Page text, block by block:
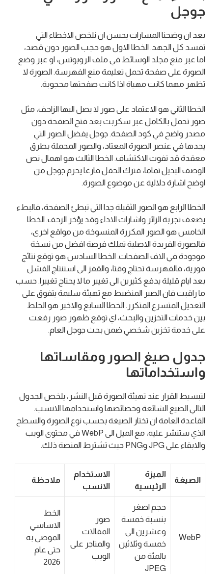
جوجل
بعد ان وضحنا المسارات يحسن ان نلخص الاخطاء التي
تفسد كل الجهد. الخطا الاول هو حجب الصور دون قصد،
اما عبر منع مجلد الوسائط في ملف الروبوتس، او عبر وضع
الصورة على صفحة تحمل تعليمة منع الفهرسة. الصورة لا
تظهر مهما كانت مهياة اذا كانت صفحتها محجوبة.
الخطا الثاني هو الاعتماد على صور لا يصل اليها الزاحف، مثل
صور تحمل بالكامل عبر سكربت بعد فتح الصفحة دون
مصدر واضح في كود الصفحة. جوجل يفضل الصور التي
يجدها في عنصر الصورة المعتاد، والصور المحملة بطرق
معقدة قد تفوت الاكتشاف. الخطا الثالث هو اهمال نص
الوصف البديل تماما، فترك الحقل فارغا يحرم جوجل من
اوضح اشارة دلالية عن موضوع الصورة.
الخطا الرابع هو الصور الثقيلة جدا التي تبطئ الصفحة، فالبطء
يضعف تجربة الزائر واشارات الاداء وقد يؤخر الزحف. الخطا
الخامس هو الصور المكررة المنسوخة من مواقع اخرى،
فالصورة الفريدة الاصلية تملك فرصة افضل من نسخة
موجودة في الاف الصفحات. الخطا السادس هو توقع نتائج
فورية، فالفهرسة تحتاج وقتا، والقفز الى استنتاج الفشل
بعد ايام قليلة يدفع كثيرين الى تغيير ما لا يحتاج تغييرا. حسب
ما راقبت فان الصبر المنضبط مع تهيئة سليمة يتفوق على
التعديل المتسرع المتكرر. الخطا السابع والاخير هو الخلط
بين خدمات التخزين والبحث، اي توقع ظهور صور رفعت
على خدمة تخزين شخصي ضمن بحث جوجل العام.
جدول صيغ الصور ومقاساتها
واستخداماتها
لتبسيط القرار عند تهيئة الصورة قبل النشر، يلخص الجدول
التالي الصيغ الشائعة وخصائصها واستخدامها الانسب.
القاعدة العامة ان تختار الصيغة بحسب نوع الصورة والسطح
الذي ستنشر عليه، مع الميل الى WebP في محتوى الويب
والابقاء على JPG وPNG حيث تشترط المنصة ذلك.
الصيغة
الميزة
الرئيسية
الاستخدام
الانسب
ملاحظة
WebP
حجم اصغر
بنسبة خمسة
وعشرين الى
خمسة وثلاثين
بالمئة من
JPEG
صور
المقالات
والمتاجر على
الويب
الخط
الاساسي
الموصى به
حتى عام
2026